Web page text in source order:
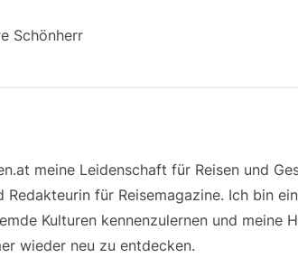
Schönherr
meine Leidenschaft für Reisen und
für Reisemagazine. Ich bin
Kulturen kennenzulernen und meine
wieder neu zu entdecken.